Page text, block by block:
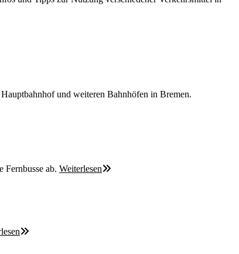
und weiteren Bahnhöfen in Bremen.
Fernbusse ab. Weiterlesen